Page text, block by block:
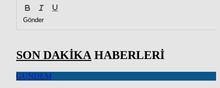
Gönder
SON DAKİKA HABERLERİ
GÜNDEM